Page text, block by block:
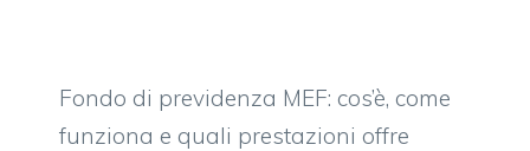
Fondo di previdenza MEF: cos’è, come
funziona e quali prestazioni offre